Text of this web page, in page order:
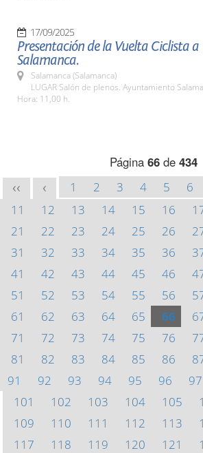
17/09/2025
Presentación de la Vuelta Ciclista a
Salamanca.
Salamanca (Salamanca)
LUGAR Salón de plenos. Ayuntamiento
Hora: 11,00 h.
Página 66 de 434
<< < 1 2 3 4 5 6
11
12 13 14 15 16
21
22 23 24 25 26
31
32 33 34 35 36
41
42 43 44 45 46
51
52 53 54 55 56
61
62 63 64 65 66
71
72 73 74 75 76
81
82 83 84 85 86
91
92 93 94 95 96 97
101
102 103 104 105
109
110 111 112 113
117
118 119 120 121